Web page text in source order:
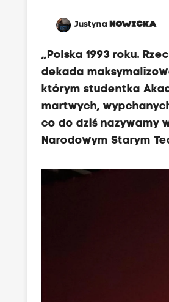
JustynaNOWICKA
„Polska 1993 roku.
dekada
którym studentka
martwych,
co do dziś nazywamy
Narodowym Starym